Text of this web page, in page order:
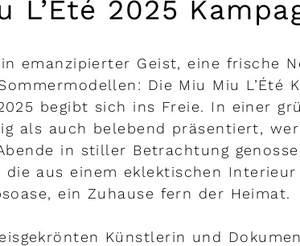
L’Été 2025
emanzipierter Geist, eine frische
Die Miu Miu L’Été
begibt sich ins Freie. In einer
als auch belebend präsentiert,
in stiller Betrachtung
aus einem eklektischen Interieur
ein Zuhause fern der Heimat.
Künstlerin und